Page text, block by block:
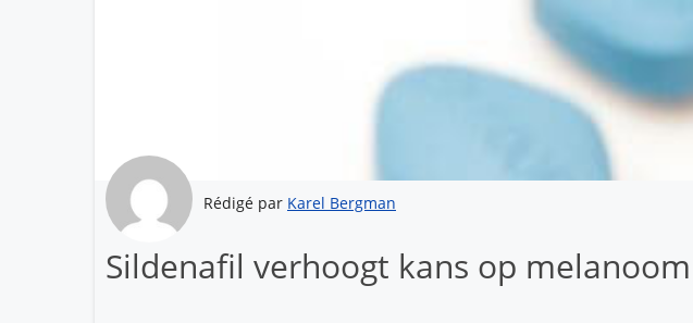
Rédigé par Karel Bergman
Sildenafil verhoogt kans op melanoom